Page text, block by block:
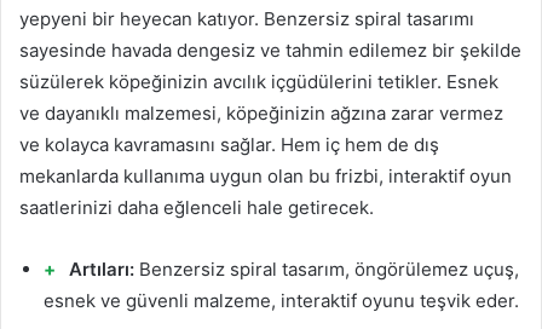
yepyeni bir heyecan katıyor. Benzersiz spiral tasarımı
sayesinde havada dengesiz ve tahmin edilemez bir şekilde
süzülerek köpeğinizin avcılık içgüdülerini tetikler. Esnek
ve dayanıklı malzemesi, köpeğinizin ağzına zarar vermez
ve kolayca kavramasını sağlar. Hem iç hem de dış
mekanlarda kullanıma uygun olan bu frizbi, interaktif oyun
saatlerinizi daha eğlenceli hale getirecek.
Artıları: Benzersiz spiral tasarım, öngörülemez uçuş,
esnek ve güvenli malzeme, interaktif oyunu teşvik eder.